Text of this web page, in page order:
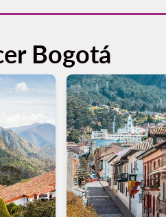
Bogotá